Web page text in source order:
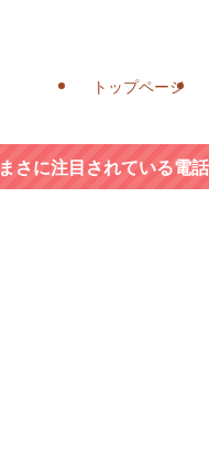
トップページ
さに注目されている電